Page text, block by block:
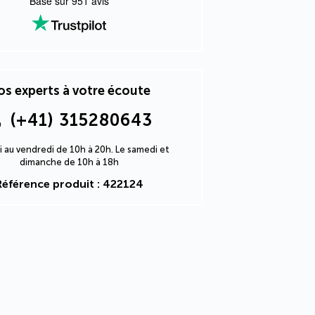
experts à votre écoute
(+41) 315280643
au vendredi de 10h à 20h. Le samedi et
dimanche de 10h à 18h
produit : 422124